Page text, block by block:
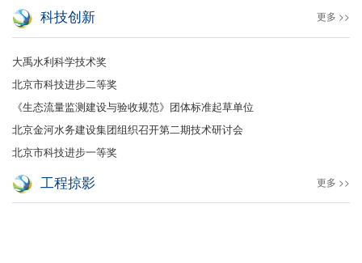
科技创新 更多 >>
大禹水利科学技术奖
北京市科技进步二等奖
《生态流量监测建设与验收规范》团体标准起草单位
北京金河水务建设集团组织召开第二期技术研讨会
北京市科技进步一等奖
工程掠影 更多 >>